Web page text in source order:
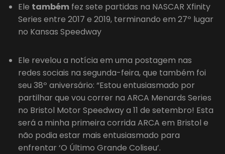
Ele também fez sete partidas na NASCAR Xfinity
Series entre 2017 e 2019, terminando em 27º lugar
no Kansas Speedway
Ele revelou a notícia em uma postagem nas
redes sociais na segunda-feira, que também foi
seu 38º aniversário: “Estou entusiasmado por
partilhar que vou correr na ARCA Menards Series
no Bristol Motor Speedway a 11 de setembro! Esta
será a minha primeira corrida ARCA em Bristol e
não podia estar mais entusiasmado para
enfrentar ‘O Último Grande Coliseu’.